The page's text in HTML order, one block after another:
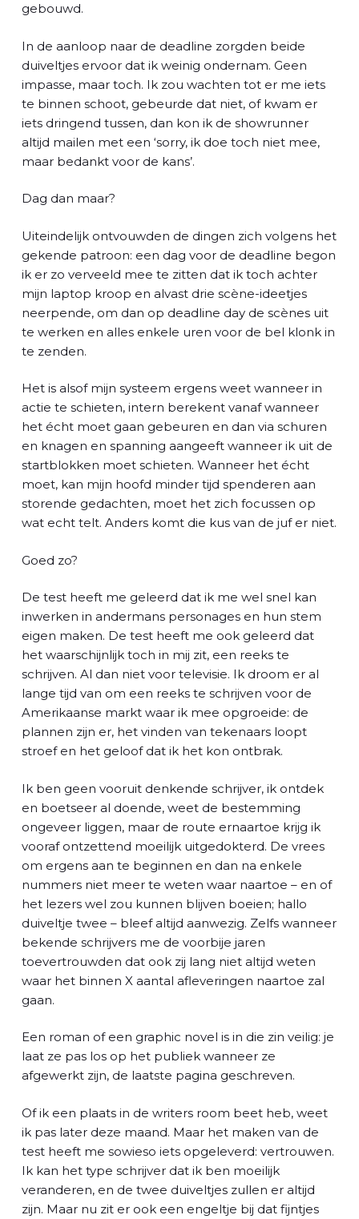
gebouwd.
In de aanloop naar de deadline zorgden beide
duiveltjes ervoor dat ik weinig ondernam. Geen
impasse, maar toch. Ik zou wachten tot er me iets
te binnen schoot, gebeurde dat niet, of kwam er
iets dringend tussen, dan kon ik de showrunner
altijd mailen met een ‘sorry, ik doe toch niet mee,
maar bedankt voor de kans’.
Dag dan maar?
Uiteindelijk ontvouwden de dingen zich volgens het
gekende patroon: een dag voor de deadline begon
ik er zo verveeld mee te zitten dat ik toch achter
mijn laptop kroop en alvast drie scène-ideetjes
neerpende, om dan op deadline day de scènes uit
te werken en alles enkele uren voor de bel klonk in
te zenden.
Het is alsof mijn systeem ergens weet wanneer in
actie te schieten, intern berekent vanaf wanneer
het écht moet gaan gebeuren en dan via schuren
en knagen en spanning aangeeft wanneer ik uit de
startblokken moet schieten. Wanneer het écht
moet, kan mijn hoofd minder tijd spenderen aan
storende gedachten, moet het zich focussen op
wat echt telt. Anders komt die kus van de juf er niet.
Goed zo?
De test heeft me geleerd dat ik me wel snel kan
inwerken in andermans personages en hun stem
eigen maken. De test heeft me ook geleerd dat
het waarschijnlijk toch in mij zit, een reeks te
schrijven. Al dan niet voor televisie. Ik droom er al
lange tijd van om een reeks te schrijven voor de
Amerikaanse markt waar ik mee opgroeide: de
plannen zijn er, het vinden van tekenaars loopt
stroef en het geloof dat ik het kon ontbrak.
Ik ben geen vooruit denkende schrijver, ik ontdek
en boetseer al doende, weet de bestemming
ongeveer liggen, maar de route ernaartoe krijg ik
vooraf ontzettend moeilijk uitgedokterd. De vrees
om ergens aan te beginnen en dan na enkele
nummers niet meer te weten waar naartoe – en of
het lezers wel zou kunnen blijven boeien; hallo
duiveltje twee – bleef altijd aanwezig. Zelfs wanneer
bekende schrijvers me de voorbije jaren
toevertrouwden dat ook zij lang niet altijd weten
waar het binnen X aantal afleveringen naartoe zal
gaan.
Een roman of een graphic novel is in die zin veilig: je
laat ze pas los op het publiek wanneer ze
afgewerkt zijn, de laatste pagina geschreven.
Of ik een plaats in de writers room beet heb, weet
ik pas later deze maand. Maar het maken van de
test heeft me sowieso iets opgeleverd: vertrouwen.
Ik kan het type schrijver dat ik ben moeilijk
veranderen, en de twee duiveltjes zullen er altijd
zijn. Maar nu zit er ook een engeltje bij dat fijntjes